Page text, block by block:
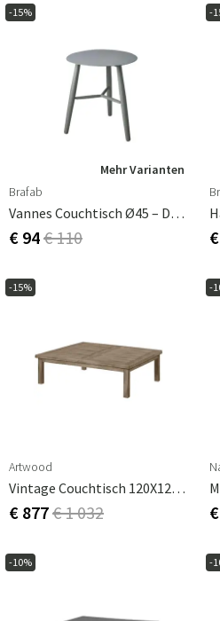
Wintergarten als auch kleinere
Bei der Auswahl eines
Höhe Ihres Sofas oder Sessels
eine harmonische Anordnung
Sie daher einen Couchtisch
Höhe, der am besten zu Ihrem
-15%
Mehr Varianten
Brafab
Vannes Couchtisch Ø45 – Dusty Green
€ 94€ 110
-
-15%
Artwood
Vintage Couchtisch 120X120 Cm
€ 877€ 1 032
-
-10% -